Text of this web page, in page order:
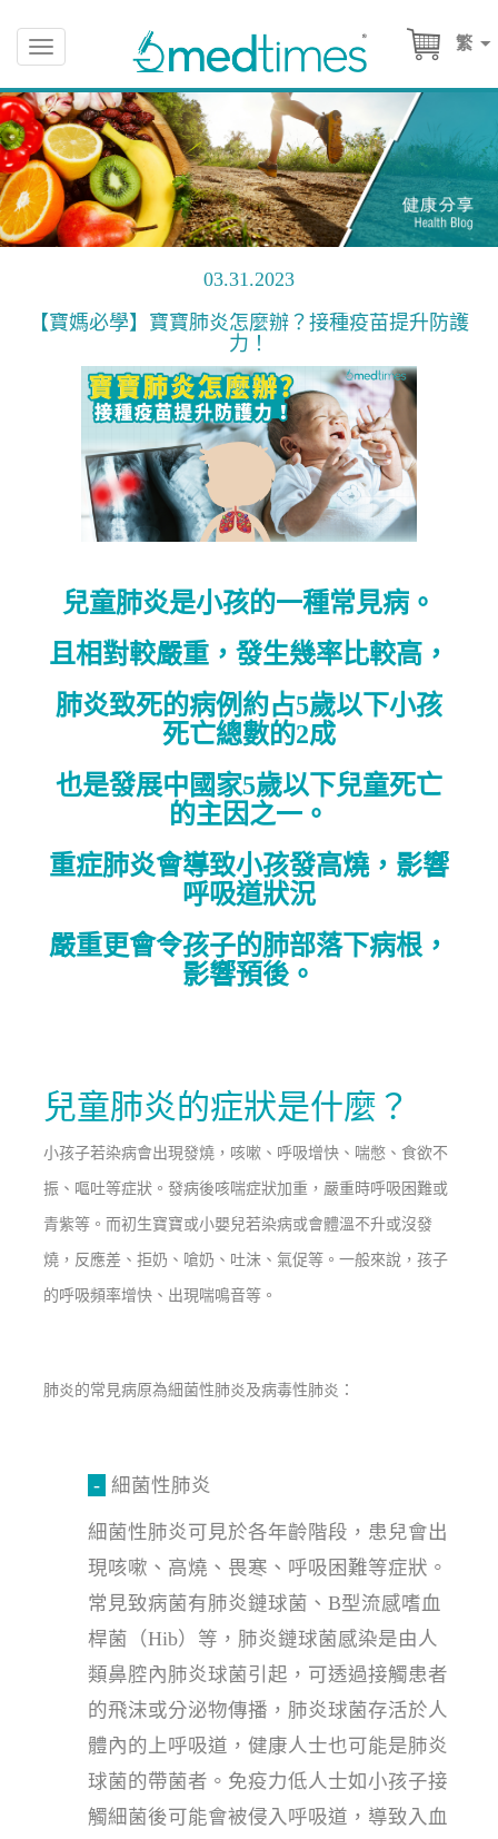
繁
Toggle
navigation
03.31.2023
【寶媽必學】寶寶肺炎怎麼辦？接種疫苗提升防護
力！
兒童肺炎是小孩的一種常見病。
且相對較嚴重，發生幾率比較高，
肺炎致死的病例約占5歲以下小孩
死亡總數的2成
也是發展中國家5歲以下兒童死亡
的主因之一。
重症肺炎會導致小孩發高燒，影響
呼吸道狀況
嚴重更會令孩子的肺部落下病根，
影響預後。
兒童肺炎的症狀是什麼？
小孩子若染病會出現發燒，咳嗽、呼吸增快、喘憋、食欲不
振、嘔吐等症狀。發病後咳喘症狀加重，嚴重時呼吸困難或
青紫等。而初生寶寶或小嬰兒若染病或會體溫不升或沒發
燒，反應差、拒奶、嗆奶、吐沫、氣促等。一般來說，孩子
的呼吸頻率增快、出現喘鳴音等。
肺炎的常見病原為細菌性肺炎及病毒性肺炎：
- 細菌性肺炎
細菌性肺炎可見於各年齡階段，患兒會出
現咳嗽、高燒、畏寒、呼吸困難等症狀。
常見致病菌有肺炎鏈球菌、B型流感嗜血
桿菌（Hib）等，肺炎鏈球菌感染是由人
類鼻腔內肺炎球菌引起，可透過接觸患者
的飛沫或分泌物傳播，肺炎球菌存活於人
體內的上呼吸道，健康人士也可能是肺炎
球菌的帶菌者。免疫力低人士如小孩子接
觸細菌後可能會被侵入呼吸道，導致入血